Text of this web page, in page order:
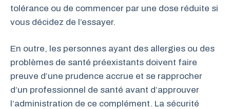
tolérance ou de commencer par une dose réduite si
vous décidez de l’essayer.
En outre, les personnes ayant des allergies ou des
problèmes de santé préexistants doivent faire
preuve d’une prudence accrue et se rapprocher
d’un professionnel de santé avant d’approuver
l’administration de ce complément. La sécurité